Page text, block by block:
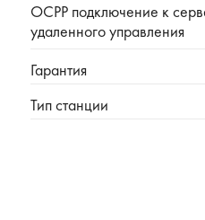
OCPP подключение к
удаленного управления
Гарантия
Тип станции